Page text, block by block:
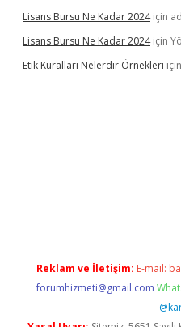
Lisans Bursu Ne Kadar 2024için
Lisans Bursu Ne Kadar 2024için
Etik Kuralları Nelerdir Örnekleri için
Reklam ve İletişim: E-mail:
forumhizmeti@gmail.com